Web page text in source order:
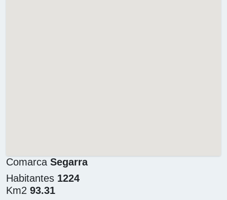
Comarca Segarra
Habitantes 1224
Km2 93.31